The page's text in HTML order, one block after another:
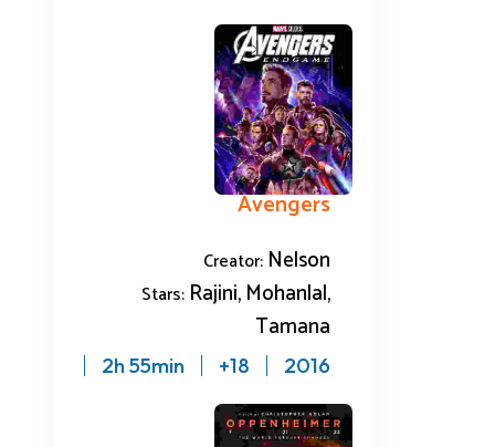
Avengers
Creator: Nelson
Stars: Rajini, Mohanlal,
Tamana
2016
18+
2h 55min